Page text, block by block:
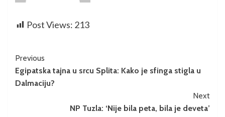
Post Views: 213
Previous
Egipatska tajna u srcu Splita: Kako je sfinga stigla u
Dalmaciju?
Next
NP Tuzla: ‘Nije bila peta, bila je deveta’